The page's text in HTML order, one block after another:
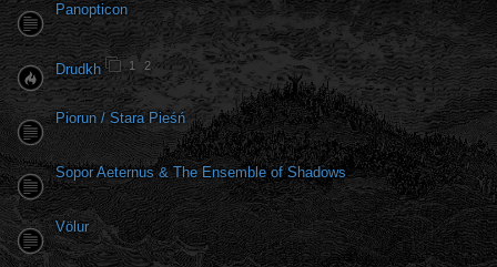
Panopticon
Drudkh 1 2
Piorun / Stara Pieśń
Sopor Aeternus & The Ensemble of Shadows
Völur